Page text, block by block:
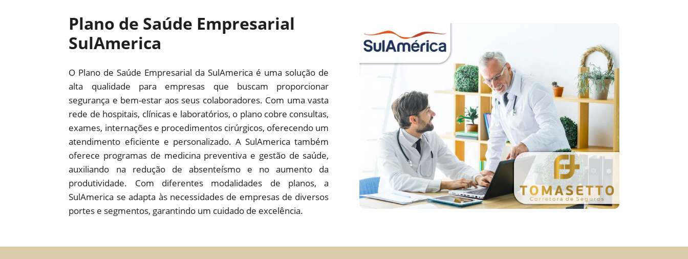
Plano de Saúde Empresarial
SulAmerica
O Plano de Saúde Empresarial da SulAmerica é uma solução de
alta qualidade para empresas que buscam proporcionar
segurança e bem-estar aos seus colaboradores. Com uma vasta
rede de hospitais, clínicas e laboratórios, o plano cobre consultas,
exames, internações e procedimentos cirúrgicos, oferecendo um
atendimento eficiente e personalizado. A SulAmerica também
oferece programas de medicina preventiva e gestão de saúde,
auxiliando na redução de absenteísmo e no aumento da
produtividade. Com diferentes modalidades de planos, a
SulAmerica se adapta às necessidades de empresas de diversos
portes e segmentos, garantindo um cuidado de excelência.